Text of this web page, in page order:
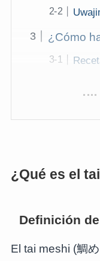
¿Cómo
¿Qué es el
Definición
El tai meshi (鯛